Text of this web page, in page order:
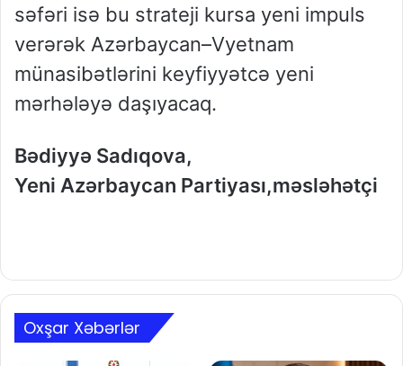
səfəri isə bu strateji kursa yeni impuls
verərək Azərbaycan–Vyetnam
münasibətlərini keyfiyyətcə yeni
mərhələyə daşıyacaq.
Bədiyyə Sadıqova,
Yeni Azərbaycan Partiyası,məsləhətçi
Oxşar Xəbərlər